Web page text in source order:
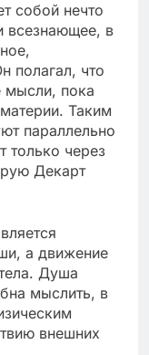
собой нечто
всезнающее, в
полагал, что
мысли, пока
Таким
параллельно
только через
Декарт
а движение
Душа
мыслить, в
внешних